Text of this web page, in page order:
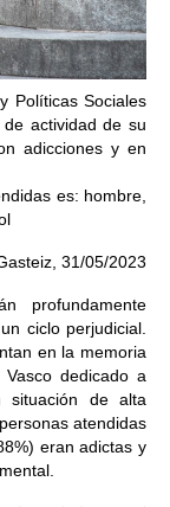
Políticas Sociales
actividad de su
adicciones y en
es: hombre,
31/05/2023
profundamente
ciclo perjudicial.
en la memoria
dedicado a
situación de alta
atendidas
eran adictas y